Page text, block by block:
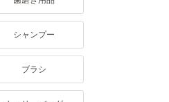
シャンプー
ブラシ